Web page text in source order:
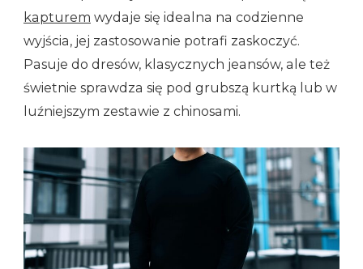
kapturem wydaje się idealna na codzienne
wyjścia, jej zastosowanie potrafi zaskoczyć.
Pasuje do dresów, klasycznych jeansów, ale też
świetnie sprawdza się pod grubszą kurtką lub w
luźniejszym zestawie z chinosami.